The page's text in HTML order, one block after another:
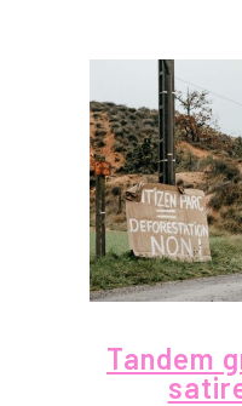
Tandem